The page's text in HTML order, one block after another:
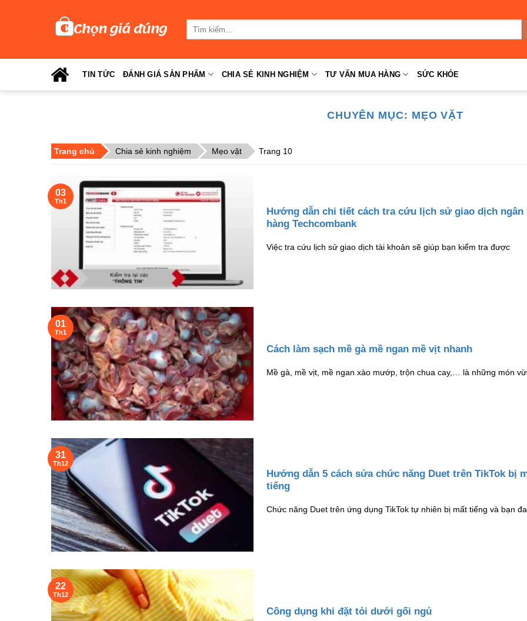
TIN TỨC ĐÁNH GIÁ SẢN PHẨM CHIA SẺ KINH NGHIỆM TƯ VẤN MUA HÀNG SỨC KHỎE
CHUYÊN MỤC: MẸO VẶT
Trang chủ Chia sẻ kinh nghiệm Mẹo vặt Trang 10
Hướng dẫn chi tiết cách tra cứu lịch sử giao dịch ngân
hàng Techcombank
Việc tra cứu lịch sử giao dịch tài khoản sẽ giúp bạn kiểm tra được
03
Th1
Cách làm sạch mề gà mề ngan mề vịt nhanh
Mề gà, mề vịt, mề ngan xào mướp, trộn chua cay,… là những món
01
Th1
Hướng dẫn 5 cách sửa chức năng Duet trên TikTok bị
tiếng
Chức năng Duet trên ứng dụng TikTok tự nhiên bị mất tiếng và bạn
31
Th12
Công dụng khi đặt tỏi dưới gối ngủ
22
Th12